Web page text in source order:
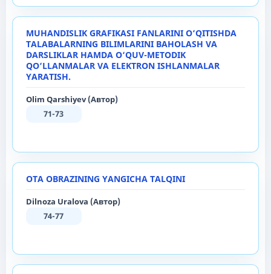
MUHANDISLIK GRAFIKASI FANLARINI O‘QITISHDA
TALABALARNING BILIMLARINI BAHOLASH VA
DARSLIKLAR HAMDA O‘QUV-METODIK
QO‘LLANMALAR VA ELEKTRON ISHLANMALAR
YARATISH.
Olim Qarshiyev (Автор)
71-73
OTA OBRAZINING YANGICHA TALQINI
Dilnoza Uralova (Автор)
74-77